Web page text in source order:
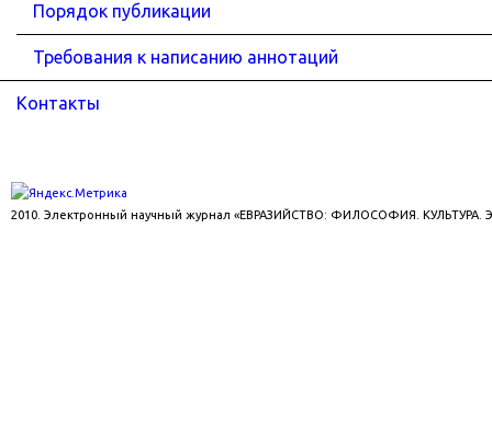
Порядок публикации
Требования к написанию аннотаций
Контакты
2010. Электронный научный журнал «ЕВРАЗИЙСТВО: ФИЛОСОФИЯ. КУЛЬТУРА.